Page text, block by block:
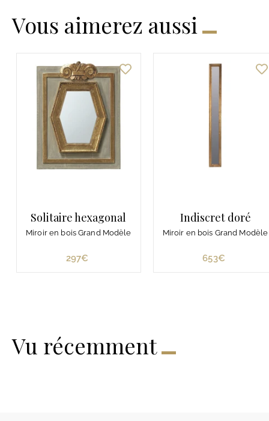
Vous aimerez aussi
Solitaire hexagonal
Miroir en bois Grand Modèle
297€
Indiscret doré
Miroir en bois Grand Modèle
653€
Vu récemment